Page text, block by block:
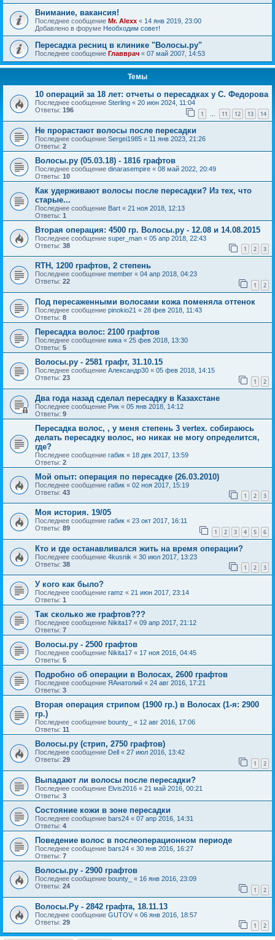
Внимание, вакансия!
Последнее сообщение Mr. Alexx « 14 янв 2019, 23:00
Добавлено в форуме Необходим совет!
Пересадка ресниц в клинике "Волосы.ру"
Последнее сообщение Главврач « 07 май 2007, 14:53
Темы
10 операций за 18 лет: отчеты о пересадках у С. Федорова
Последнее сообщение Sterling « 20 июн 2024, 11:04
Ответы: 196 1 … 11 12 13 14
Не прорастают волосы после пересадки
Последнее сообщение Sergei1985 « 11 янв 2023, 21:26
Ответы: 2
Волосы.ру (05.03.18) - 1816 графтов
Последнее сообщение dinarasempire « 08 май 2022, 20:49
Ответы: 10
Как удерживают волосы после пересадки? Из тех, что
старые...
Последнее сообщение Bart « 21 ноя 2018, 12:13
Ответы: 1
Вторая операция: 4500 гр. Волосы.ру - 12.08 и 14.08.2015
Последнее сообщение super_man « 05 апр 2018, 22:43
Ответы: 38 1 2 3
RTH, 1200 графтов, 2 степень
Последнее сообщение member « 04 апр 2018, 04:23
Ответы: 22 1 2
Под пересаженными волосами кожа поменяла оттенок
Последнее сообщение pinokio21 « 28 фев 2018, 11:43
Ответы: 8
Пересадка волос: 2100 графтов
Последнее сообщение кика « 25 фев 2018, 13:30
Ответы: 5
Волосы.ру - 2581 графт, 31.10.15
Последнее сообщение Александр30 « 05 фев 2018, 14:15
Ответы: 23 1 2
Два года назад сделал пересадку в Казахстане
Последнее сообщение Рик « 05 янв 2018, 14:12
Ответы: 9
Пересадка волос, , у меня степень 3 vertex. собираюсь
делать пересадку волос, но никак не могу определится,
где?
Последнее сообщение габик « 18 дек 2017, 13:59
Ответы: 2
Мой опыт: операция по пересадке (26.03.2010)
Последнее сообщение габик « 02 ноя 2017, 15:19
Ответы: 43 1 2 3
Моя история. 19/05
Последнее сообщение габик « 23 окт 2017, 16:11
Ответы: 89 1 2 3 4 5 6
Кто и где останавливался жить на время операции?
Последнее сообщение 4kusnik « 30 июл 2017, 13:23
Ответы: 38 1 2 3
У кого как было?
Последнее сообщение ramz « 21 июн 2017, 23:14
Ответы: 1
Так сколько же графтов???
Последнее сообщение Nikita17 « 09 апр 2017, 21:12
Ответы: 7
Волосы.ру - 2500 графтов
Последнее сообщение Nikita17 « 17 ноя 2016, 04:45
Ответы: 5
Подробно об операции в Волосах, 2600 графтов
Последнее сообщение ЯАнатолий « 24 авг 2016, 17:21
Ответы: 3
Вторая операция стрипом (1900 гр.) в Волосах (1-я: 2900
гр.)
Последнее сообщение bounty_ « 12 авг 2016, 17:06
Ответы: 11
Волосы.ру (стрип, 2750 графтов)
Последнее сообщение Dell « 27 июл 2016, 13:42
Ответы: 29 1 2
Выпадают ли волосы после пересадки?
Последнее сообщение Elvis2016 « 21 май 2016, 00:21
Ответы: 3
Состояние кожи в зоне пересадки
Последнее сообщение bars24 « 07 апр 2016, 14:31
Ответы: 4
Поведение волос в послеоперационном периоде
Последнее сообщение bars24 « 30 янв 2016, 16:27
Ответы: 7
Волосы.ру - 2900 графтов
Последнее сообщение bounty_ « 16 янв 2016, 23:09
Ответы: 24 1 2
Волосы.Ру - 2842 графта, 18.11.13
Последнее сообщение GUTOV « 06 янв 2016, 18:57
Ответы: 29 1 2